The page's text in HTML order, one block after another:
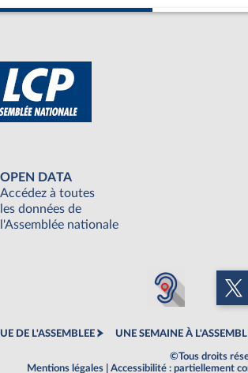
OPEN DATA
Accédez à toutes
les données de
l'Assemblée nationale
DE L'ASSEMBLEE UNE SEMAINE À
©Tous droits
Mentions légales
Accessibilité : partiellement